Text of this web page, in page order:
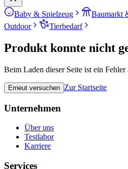
Baby & Spielzeug Baumarkt
Outdoor
Tierbedarf
Produkt konnte nicht
Beim Laden dieser Seite ist ein Fehler
Erneut versuchen Zur Startseite
Unternehmen
Über uns
Testlabor
Karriere
Services